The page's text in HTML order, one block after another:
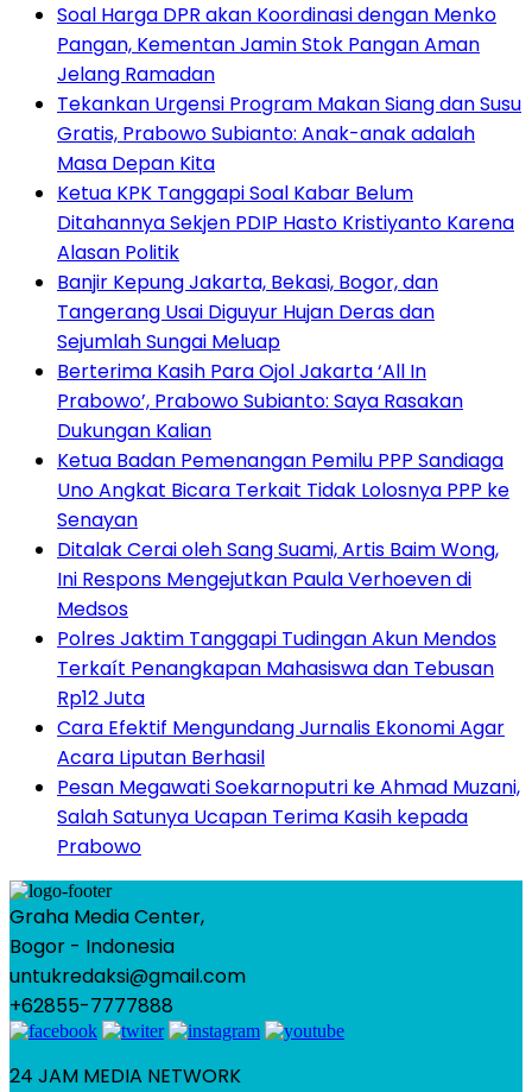
Soal Harga DPR akan Koordinasi dengan Menko
Pangan, Kementan Jamin Stok Pangan Aman
Jelang Ramadan
Tekankan Urgensi Program Makan Siang dan Susu
Gratis, Prabowo Subianto: Anak-anak adalah
Masa Depan Kita
Ketua KPK Tanggapi Soal Kabar Belum
Ditahannya Sekjen PDIP Hasto Kristiyanto Karena
Alasan Politik
Banjir Kepung Jakarta, Bekasi, Bogor, dan
Tangerang Usai Diguyur Hujan Deras dan
Sejumlah Sungai Meluap
Berterima Kasih Para Ojol Jakarta ‘All In
Prabowo’, Prabowo Subianto: Saya Rasakan
Dukungan Kalian
Ketua Badan Pemenangan Pemilu PPP Sandiaga
Uno Angkat Bicara Terkait Tidak Lolosnya PPP ke
Senayan
Ditalak Cerai oleh Sang Suami, Artis Baim Wong,
Ini Respons Mengejutkan Paula Verhoeven di
Medsos
Polres Jaktim Tanggapi Tudingan Akun Mendos
Terkaít Penangkapan Mahasiswa dan Tebusan
Rp12 Juta
Cara Efektif Mengundang Jurnalis Ekonomi Agar
Acara Liputan Berhasil
Pesan Megawati Soekarnoputri ke Ahmad Muzani,
Salah Satunya Ucapan Terima Kasih kepada
Prabowo
Graha Media Center,
Bogor - Indonesia
untukredaksi@gmail.com
+62855-7777888
24 JAM MEDIA NETWORK